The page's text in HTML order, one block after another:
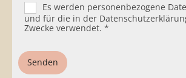
Es werden personenbezogene
und für die in der
Zwecke verwendet. *